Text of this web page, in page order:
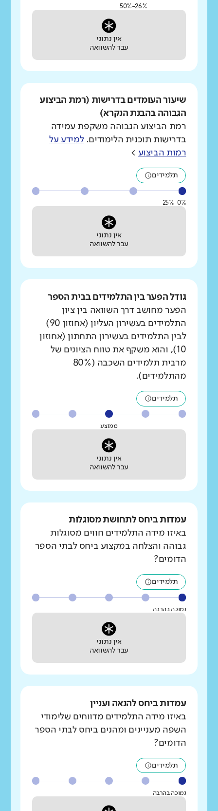
26%-50%
אין נתוני
עבר להשוואה
שיעור העומדים בדרישות (רמת הביצוע
הגבוהה בהבנת הנקרא)
רמת הביצוע הגבוהה משקפת עמידה
בדרישות תוכנית הלימודים.למידע על
רמות הביצוע >
תלמידים
0%-25%
אין נתוני
עבר להשוואה
גודל הפער בין התלמידים בבית הספר
הפער מחושב דרך השוואה בין ציון
התלמידים בעשירון העליון (אחוזון 90)
לבין התלמידים בעשירון התחתון (אחוזון
10), והוא משקף את טווח הציונים של
מרבית תלמידים השכבה (80%
מהתלמידים).
תלמידים
ממוצע
אין נתוני
עבר להשוואה
עמדות ביחס לתחושת מסוגלות
באיזו מידה התלמידים חווים מסוגלות
גבוהה והצלחה במקצוע ביחס לבתי הספר
הדומים?
תלמידים
נמוכה בהרבה
אין נתוני
עבר להשוואה
עמדות ביחס להנאה ועניין
באיזו מידה התלמידים מדווחים שלימודי
השפה מעניינים ומהנים ביחס לבתי הספר
הדומים?
תלמידים
נמוכה בהרבה